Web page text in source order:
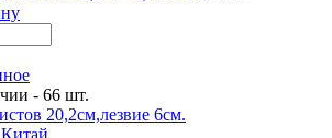
- 66 шт.